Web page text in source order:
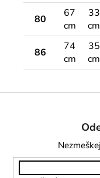
80
67
cm
33
cm
86
74
cm
35
cm